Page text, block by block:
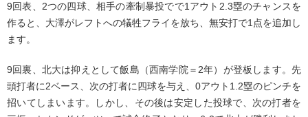
9回表、2つの四球、相手の牽制暴投でで1アウト2.3塁のチャンスを
作ると、大澤がレフトへの犠牲フライを放ち、無安打で1点を追加し
ます。
9回裏、北大は抑えとして飯島（西南学院＝2年）が登板します。先
頭打者に2ベース、次の打者に四球を与え、0アウト1.2塁のピンチを
招いてしまいます。しかし、その後は安定した投球で、次の打者を